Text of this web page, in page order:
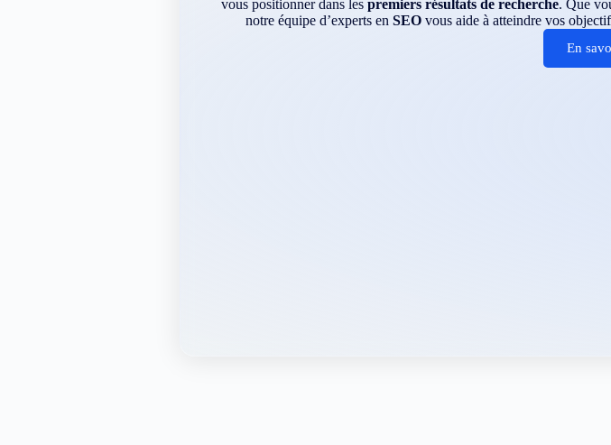
vous positionner dans les premiers résultats de recherche. Que
notre équipe d’experts en SEO vous aide à atteindre vos
En